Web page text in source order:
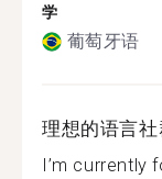
学
葡萄牙语
理想的语言
I’m currently